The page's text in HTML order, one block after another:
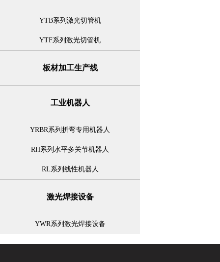
YTB系列激光切管机
YTF系列激光切管机
板材加工生产线
工业机器人
YRBR系列折弯专用机器人
RH系列水平多关节机器人
RL系列线性机器人
激光焊接设备
YWR系列激光焊接设备